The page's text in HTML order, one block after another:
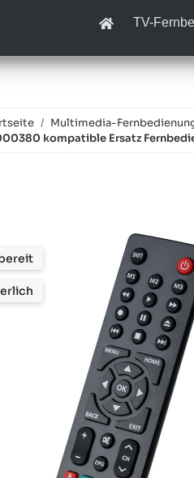
TV-
Multimedia-
kompatible Ersatz